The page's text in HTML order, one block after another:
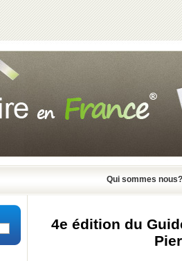
Qui sommes nous?
4e édition du